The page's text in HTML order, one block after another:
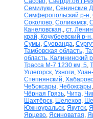
Семилуки, Сенинские
Симферопольский р-н,
Соколово, Соликамск,
Канеловская,, ст.
край, Кочубеевский р-
Сумы, Суоранда,
Тамбовская область,
область, Калининский
Трасса М-7 1230 км, 5,
Углегорск, Узноги,
Степнянский,
Че5оксары, Чебоксары,
Чёрная Грязь, Чита,
Шахтёрск, Шелехов,
Южноуральск, Якутск,
Ярцево, Ясиноватая,